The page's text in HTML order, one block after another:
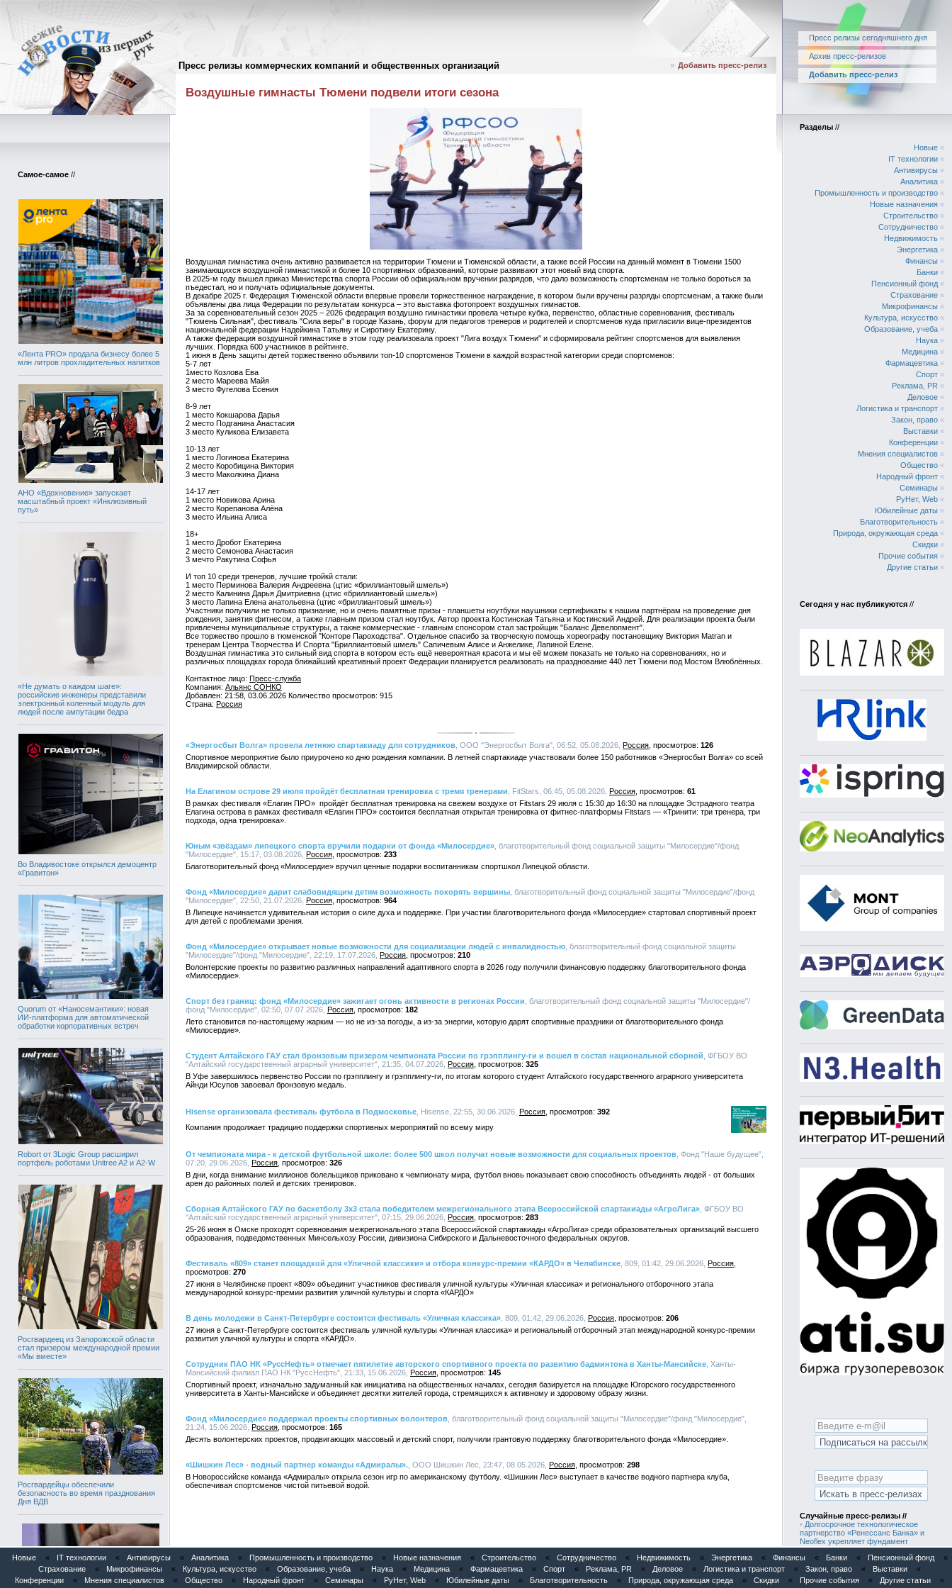
Пресс релизы коммерческих компаний и общественных организаций
Пресс релизы сегодняшнего дня
Архив пресс-релизов
Добавить пресс-релиз
Самое-самое //
«Лента PRO» продала бизнесу более 5
млн литров прохладительных напитков
АНО «Вдохновение» запускает
масштабный проект «Инклюзивный
путь»
«Не думать о каждом шаге»:
российские инженеры представили
электронный коленный модуль для
людей после ампутации бедра
Во Владивостоке открылся демоцентр
«Гравитон»
Quorum от «Наносемантики»: новая
ИИ-платформа для автоматической
обработки корпоративных встреч
Robort от 3Logic Group расширил
портфель роботами Unitree A2 и A2-W
Росгвардеец из Запорожской области
стал призером международной премии
«Мы вместе»
Росгвардейцы обеспечили
безопасность во время празднования
Дня ВДВ
Пресс-релизы// » Добавить пресс-релиз
Воздушные гимнасты Тюмени подвели итоги сезона
Воздушная гимнастика очень активно развивается на территории Тюмени и Тюменской области, а также всей России на данный момент в Тюмени 1500
занимающихся воздушной гимнастикой и более 10 спортивных образований, которые развивают этот новый вид спорта.
В 2025-м году вышел приказ Министерства спорта России об официальном вручении разрядов, что дало возможность спортсменам не только бороться за
пъедестал, но и получать официальные документы.
В декабре 2025 г. Федерация Тюменской области впервые провели торжественное награждение, в котором были вручены разряды спортсменам, а также были
объявлены два лица Федерации по результатам конкурса – это выставка фотопроект воздушных гимнастов.
За за соревновательный сезон 2025 – 2026 федерация воздушно гимнастики провела четыре кубка, первенство, областные соревнования, фестиваль
"Тюмень Сильная", фестиваль "Сила веры" в городе Казань, форум для педагогов тренеров и родителей и спортсменов куда пригласили вице-президентов
национальной федерации Надейкина Татьяну и Сиротину Екатерину.
А также федерация воздушной гимнастике в этом году реализовала проект "Лига воздух Тюмени" и сформировала рейтинг спортсменов для выявления
лучших. Порядка 600 участников в рейтинге.
1 июня в День защиты детей торжественно объявили топ-10 спортсменов Тюмени в каждой возрастной категории среди спортсменов:
5-7 лет
1место Козлова Ева
2 место Мареева Майя
3 место Фугелова Есения
8-9 лет
1 место Кокшарова Дарья
2 место Подганина Анастасия
3 место Куликова Елизавета
10-13 лет
1 место Логинова Екатерина
2 место Коробицина Виктория
3 место Маколкина Диана
14-17 лет
1 место Новикова Арина
2 место Корепанова Алёна
3 место Ильина Алиса
18+
1 место Дробот Екатерина
2 место Семонова Анастасия
3 мечто Ракутина Софья
И топ 10 среди тренеров, лучшие тройкй стали:
1 место Перминова Валерия Андреевна (цтис «бриллиантовый шмель»)
2 место Калинина Дарья Дмитриевна (цтис «бриллиантовый шмель»)
3 место Лапина Елена анатольевна (цтис «бриллиантовый шмель»)
Участники получили не только признание, но и очень памятные призы - планшеты ноутбуки наушники сертификаты к нашим партнёрам на проведение дня
рождения, занятия фитнесом, а также главным призом стал ноутбук. Автор проекта Костинская Татьяна и Костинский Андрей. Для реализации проекта были
привлечены муниципальные структуры, а также коммерческие - главным спонсором стал застройщик "Баланс Девелопмент".
Все торжество прошло в тюменской "Конторе Пароходства". Отдельное спасибо за творческую помощь хореографу постановщику Виктория Matran и
тренерам Центра Творчества И Спорта "Бриллиантовый шмель" Сапичевым Алисе и Анжелике, Лапиной Елене.
Воздушная гимнастика это сильный вид спорта в котором есть ещё невероятная красота и мы её можем показать не только на соревнованиях, но и
различных площадках города ближайший креативный проект Федерации планируется реализовать на празднование 440 лет Тюмени под Мостом Влюблённых.
Контактное лицо: Пресс-служба
Компания: Альянс СОНКО
Добавлен: 21:58, 03.06.2026 Количество просмотров: 915
Страна: Россия
«Энергосбыт Волга» провела летнюю спартакиаду для сотрудников , ООО "Энергосбыт Волга", 06:52, 05.08.2026, Россия
126
Спортивное мероприятие было приурочено ко дню рождения компании. В летней спартакиаде участвовали более 150 работников «Энергосбыт Волга» со всей
Владимирской области.
На Елагином острове 29 июля пройдёт бесплатная тренировка с тремя тренерами , FitStars, 06:45, 05.08.2026, Россия
61
В рамках фестиваля «Елагин ПРО» пройдёт бесплатная тренировка на свежем воздухе от Fitstars 29 июля с 15:30 до 16:30 на площадке Эстрадного театра
Елагина острова в рамках фестиваля «Елагин ПРО» состоится бесплатная открытая тренировка от фитнес-платформы Fitstars — «Тринити: три тренера, три
подхода, одна тренировка».
Юным «звёздам» липецкого спорта вручили подарки от фонда «Милосердие» , благотворительный фонд социальной защиты "Милосердие"/фонд
"Милосердие", 15:17, 03.08.2026, Россия
233
Благотворительный фонд «Милосердие» вручил ценные подарки воспитанникам спортшкол Липецкой области.
Фонд «Милосердие» дарит слабовидящим детям возможность покорять вершины , благотворительный фонд социальной защиты "Милосердие"/фонд
"Милосердие", 22:50, 21.07.2026, Россия
964
В Липецке начинается удивительная история о силе духа и поддержке. При участии благотворительного фонда «Милосердие» стартовал спортивный проект
для детей с проблемами зрения.
Фонд «Милосердие» открывает новые возможности для социализации людей с инвалидностью , благотворительный фонд социальной защиты
"Милосердие"/фонд "Милосердие", 22:19, 17.07.2026, Россия
210
Волонтерские проекты по развитию различных направлений адаптивного спорта в 2026 году получили финансовую поддержку благотворительного фонда
«Милосердие».
Спорт без границ: фонд «Милосердие» зажигает огонь активности в регионах России , благотворительный фонд социальной защиты "Милосердие"/
фонд "Милосердие", 02:50, 07.07.2026, Россия
182
Лето становится по-настоящему жарким — но не из-за погоды, а из-за энергии, которую дарят спортивные праздники от благотворительного фонда
«Милосердие».
Студент Алтайского ГАУ стал бронзовым призером чемпионата России по грэпплингу-ги и вошел в состав национальной сборной , ФГБОУ ВО
"Алтайский государственный аграрный университет", 21:35, 04.07.2026, Россия
325
В Уфе завершилось первенство России по грэпплингу и грэпплингу-ги, по итогам которого студент Алтайского государственного аграрного университета
Айнди Юсупов завоевал бронзовую медаль.
Hisense организовала фестиваль футбола в Подмосковье , Hisense, 22:55, 30.06.2026, Россия
392
Компания продолжает традицию поддержки спортивных мероприятий по всему миру
От чемпионата мира - к детской футбольной школе: более 500 школ получат новые возможности для социальных проектов , Фонд "Наше будущее",
07:20, 29.06.2026, Россия
326
В дни, когда внимание миллионов болельщиков приковано к чемпионату мира, футбол вновь показывает свою способность объединять людей - от больших
арен до районных полей и детских тренировок.
Сборная Алтайского ГАУ по баскетболу 3х3 стала победителем межрегионального этапа Всероссийской спартакиады «АгроЛига» , ФГБОУ ВО
"Алтайский государственный аграрный университет", 07:15, 29.06.2026, Россия
283
25-26 июня в Омске проходят соревнования межрегионального этапа Всероссийской спартакиады «АгроЛига» среди образовательных организаций высшего
образования, подведомственных Минсельхозу России, дивизиона Сибирского и Дальневосточного федеральных округов.
Фестиваль «809» станет площадкой для «Уличной классики» и отбора конкурс-премии «КАРДО» в Челябинске , 809, 01:42, 29.06.2026, Россия
270
27 июня в Челябинске проект «809» объединит участников фестиваля уличной культуры «Уличная классика» и регионального отборочного этапа
международной конкурс-премии развития уличной культуры и спорта «КАРДО»
В день молодежи в Санкт-Петербурге состоится фестиваль «Уличная классика» , 809, 01:42, 29.06.2026, Россия
206
27 июня в Санкт-Петербурге состоится фестиваль уличной культуры «Уличная классика» и региональный отборочный этап международной конкурс-премии
развития уличной культуры и спорта «КАРДО».
Сотрудник ПАО НК «РуссНефть» отмечает пятилетие авторского спортивного проекта по развитию бадминтона в Ханты-Мансийске , Ханты-
Мансийский филиал ПАО НК "РуссНефть", 21:33, 15.06.2026, Россия
145
Спортивный проект, изначально задуманный как инициатива на общественных началах, сегодня базируется на площадке Югорского государственного
университета в Ханты-Мансийске и объединяет десятки жителей города, стремящихся к активному и здоровому образу жизни.
Фонд «Милосердие» поддержал проекты спортивных волонтеров , благотворительный фонд социальной защиты "Милосердие"/фонд "Милосердие",
21:24, 15.06.2026, Россия
165
Десять волонтерских проектов, продвигающих массовый и детский спорт, получили грантовую поддержку благотворительного фонда «Милосердие».
«Шишкин Лес» - водный партнер команды «Адмиралы». , ООО Шишкин Лес, 23:47, 08.05.2026, Россия
298
В Новороссийске команда «Адмиралы» открыла сезон игр по американскому футболу. «Шишкин Лес» выступает в качестве водного партнера клуба,
обеспечивая спортсменов чистой питьевой водой.
Разделы //
Новые «
IT технологии «
Антивирусы «
Аналитика «
Промышленность и производство «
Новые назначения «
Строительство «
Сотрудничество «
Недвижимость «
Энергетика «
Финансы «
Банки «
Пенсионный фонд «
Страхование «
Микрофинансы «
Культура, искусство «
Образование, учеба «
Наука «
Медицина «
Фармацевтика «
Спорт «
Реклама, PR «
Деловое «
Логистика и транспорт «
Закон, право «
Выставки «
Конференции «
Мнения специалистов «
Общество «
Народный фронт «
Семинары «
РуНет, Web «
Юбилейные даты «
Благотворительность «
Природа, окружающая среда «
Скидки «
Прочие события «
Другие статьи «
Сегодня у нас публикуются //
Случайные пресс-релизы //
• Долгосрочное технологическое
партнерство «Ренессанс Банка» и
Neoflex укрепляет фундамент
непрерывного развития бизнеса банка.
•Десерт со смыслом: от Palmira Art
Hotel «С любовью» для подопечных
фонда «Найди семью»
•Россиян приглашают попасть в
Новые « IT технологии « Антивирусы « Аналитика « Промышленность и производство « Новые назначения « Строительство « Сотрудничество « Недвижимость « Энергетика « Финансы « Банки « Пенсионный фонд
«
Страхование
« Микрофинансы « Культура, искусство « Образование, учеба « Наука « Медицина « Фармацевтика « Спорт « Реклама, PR « Деловое « Логистика и транспорт « Закон, право « Выставки
«
Конференции
« Мнения специалистов « Общество « Народный фронт « Семинары « РуНет, Web « Юбилейные даты « Благотворительность « Природа, окружающая среда « Скидки « Прочие события « Другие статьи «